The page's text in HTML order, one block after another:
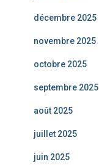
décembre 2025
novembre 2025
octobre 2025
septembre 2025
août 2025
juillet 2025
juin 2025